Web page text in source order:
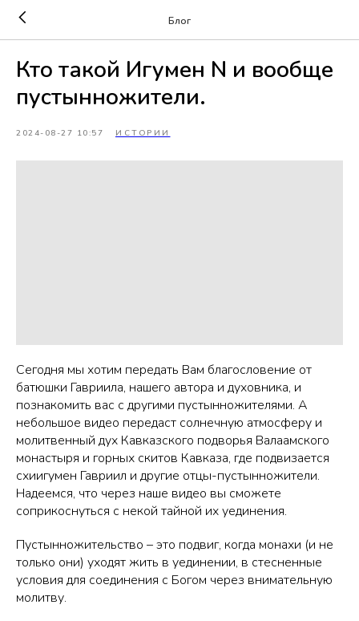
Блог
Кто такой Игумен N и вообще
пустынножители.
2024-08-27 10:57 ИСТОРИИ
Сегодня мы хотим передать Вам благословение от
батюшки Гавриила, нашего автора и духовника, и
познакомить вас с другими пустынножителями. А
небольшое видео передаст солнечную атмосферу и
молитвенный дух Кавказского подворья Валаамского
монастыря и горных скитов Кавказа, где подвизается
схиигумен Гавриил и другие отцы-пустынножители.
Надеемся, что через наше видео вы сможете
соприкоснуться с некой тайной их уединения.
Пустынножительство – это подвиг, когда монахи (и не
только они) уходят жить в уединении, в стесненные
условия для соединения с Богом через внимательную
молитву.